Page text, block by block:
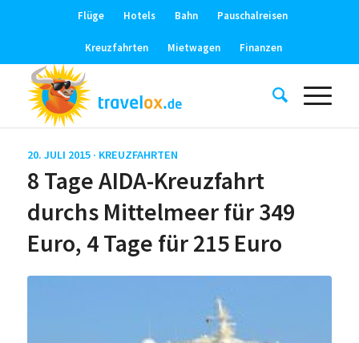
Flüge Hotels Bahn Pauschalreisen
Kreuzfahrten Mietwagen Finanzen
20. JULI 2015 · KREUZFAHRTEN
8 Tage AIDA-Kreuzfahrt
durchs Mittelmeer für 349
Euro, 4 Tage für 215 Euro